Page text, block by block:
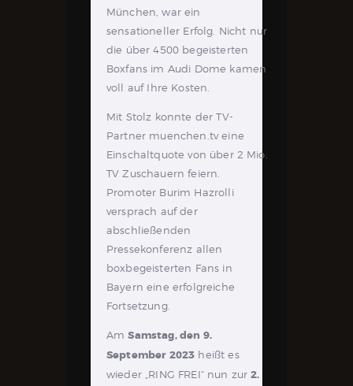
München, war ein
sensationeller Erfolg. Nicht nur
die über 4500 begeisterten
Boxfans im Audi Dome kamen
voll auf Ihre Kosten.
Mit Stolz konnte der TV-
Partner muenchen.tv eine
Einschaltquote von über 2 Mio.
TV Zuschauern feiern.
Promoter Burim Hazrolli
versprach auf der
abschließenden
Pressekonferenz allen
boxbegeisterten Fans in
Bayern eine erfolgreiche
Fortsetzung.
AmSamstag, den 9.
September 2023 heißt es
wieder „RING FREI“ nun zur2.